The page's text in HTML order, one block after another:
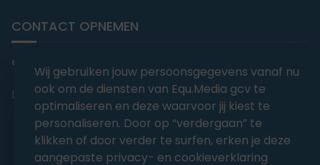
CONTACT OPNEMEN
editorial@equmedia.be
Langendamdreef 22 9880 Aalter België
Wij gebruiken jouw persoonsgegevens vanaf nu
ook om de diensten van Equ.Media gcv te
optimaliseren en deze waarvoor jij kiest te
personaliseren. Door op “verdergaan” te
klikken of door verder te surfen, erken je deze
aangepaste privacy- en cookieverklaring